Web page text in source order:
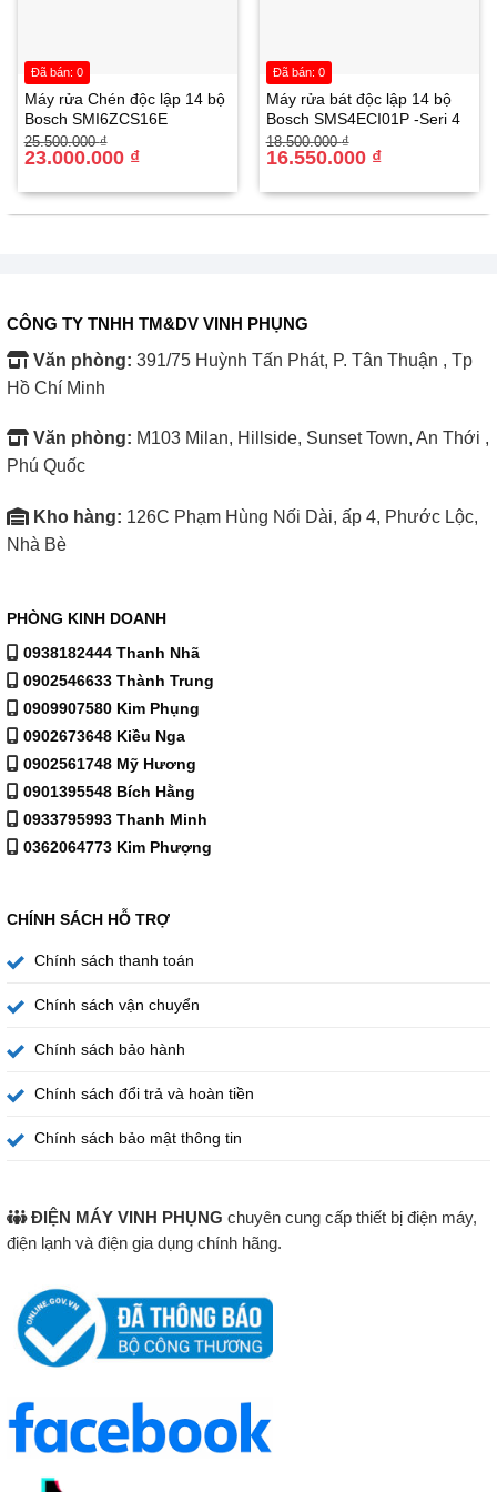
mang đến âm thanh mạnh mẽ và sống động.
Công nghệ Dolby Atmos kết hợp với OTS+ tạo ra trải
nghiệm âm thanh chân thực, theo dõi chuyển động từ
mọi góc nhìn. Điều này giúp bạn cảm nhận âm thanh lôi
cuốn và ấn tượng, khiến cho mọi khoảnh khắc trong
Mua hàng trực tiếp tại
126C Phạm Hùng Nối dài – Xã Nhà Bè – Hồ Chí Minh
Xem hướng dẫn đường đi
Máy rửa Chén độc lập 14 bộ
Bosch SMI6ZCS16E
25.500.000₫
Giá
gốc
23.000.000 ₫
Giá
hiện
23.000.000 ₫.
Đã bán: 0
Máy rửa bát độc lập 14 bộ
Bosch SMS4ECI01P -Seri 4
18.500.000₫
Giá
gốc
16.550.000 ₫
Giá
hiện
16.550.000 ₫.
Đã bán: 0
CÔNG TY TNHH TM&DV VINH PHỤNG
Văn phòng: 391/75 Huỳnh Tấn Phát, P. Tân Thuận , Tp
Hồ Chí Minh
Văn phòng: M103 Milan, Hillside, Sunset Town, An Thới ,
Phú Quốc
Kho hàng: 126C Phạm Hùng Nối Dài, ấp 4, Phước Lộc,
Nhà Bè
PHÒNG KINH DOANH
0938182444 Thanh Nhã
0902546633 Thành Trung
0909907580 Kim Phụng
0902673648 Kiều Nga
0902561748 Mỹ Hương
0901395548 Bích Hằng
0933795993 Thanh Minh
0362064773 Kim Phượng
CHÍNH SÁCH HỖ TRỢ
Chính sách thanh toán
Chính sách vận chuyển
Chính sách bảo hành
Chính sách đổi trả và hoàn tiền
Chính sách bảo mật thông tin
ĐIỆN MÁY VINH PHỤNG chuyên cung cấp thiết bị điện máy,
điện lạnh và điện gia dụng chính hãng.